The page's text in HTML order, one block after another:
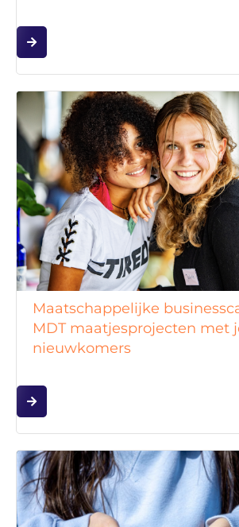
Maatschappelijke
MDT maatjesprojecten met
nieuwkomers